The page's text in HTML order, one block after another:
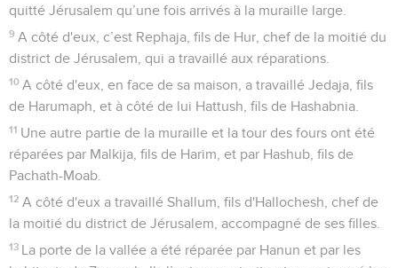
quitté Jérusalem qu’une fois arrivés à la muraille large.
9 A côté d'eux, c’est Rephaja, fils de Hur, chef de la moitié du
district de Jérusalem, qui a travaillé aux réparations.
10 A côté d'eux, en face de sa maison, a travaillé Jedaja, fils
de Harumaph, et à côté de lui Hattush, fils de Hashabnia.
11 Une autre partie de la muraille et la tour des fours ont été
réparées par Malkija, fils de Harim, et par Hashub, fils de
Pachath-Moab.
12 A côté d'eux a travaillé Shallum, fils d'Hallochesh, chef de
la moitié du district de Jérusalem, accompagné de ses filles.
13 La porte de la vallée a été réparée par Hanun et par les